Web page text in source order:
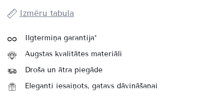
Izmēru tabula
Ilgtermiņa garantija*
Augstas kvalitātes materiāli
Droša un ātra piegāde
Eleganti iesaiņots, gatavs dāvināšanai